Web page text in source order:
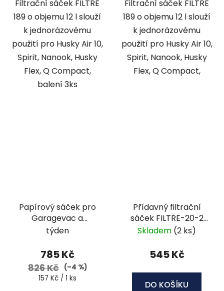
Filtrační sáček FILTRE
189 o objemu 12 l slouží
k jednorázovému
použití pro Husky Air 10,
Spirit, Nanook, Husky
Flex, Q Compact,
balení 3ks
Filtrační sáček FILTRE
189 o objemu 12 l slouží
k jednorázovému
použití pro Husky Air 10,
Spirit, Nanook, Husky
Flex, Q Compact,
Papírový sáček pro
Garagevac a
Centrálek
týden
785 Kč
826 Kč
(–4 %)
Měrná
157 Kč / 1 ks
Přídavný filtrační
sáček FILTRE-20-2
pro vysavače: Air-300
Skladem (2 ks)
545 Kč
DO KOŠÍKU